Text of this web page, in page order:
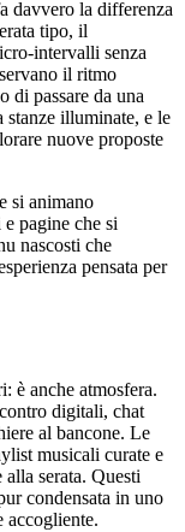
davvero la differenza
tipo, il
intervalli senza
il ritmo
di passare da una
stanze illuminate, e le
nuove proposte
si animano
pagine che si
nascosti che
pensata per
è anche atmosfera.
digitali, chat
al bancone. Le
musicali curate e
serata. Questi
condensata in uno
accogliente.